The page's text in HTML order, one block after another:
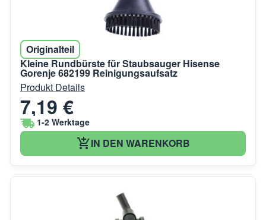
Originalteil
Kleine Rundbürste für Staubsauger Hisense
Gorenje 682199 Reinigungsaufsatz
Produkt Details
7,19 €
1-2 Werktage
IN DEN WARENKORB